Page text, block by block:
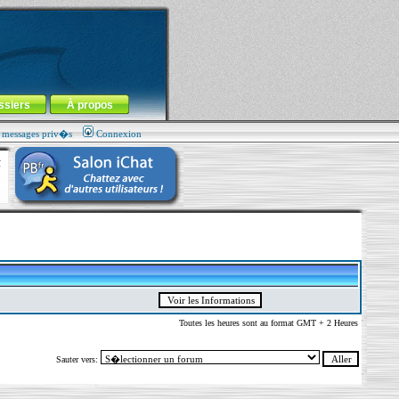
À propos
priv�s Connexion
Toutes les heures sont au format GMT + 2 Heures
Sauter vers: